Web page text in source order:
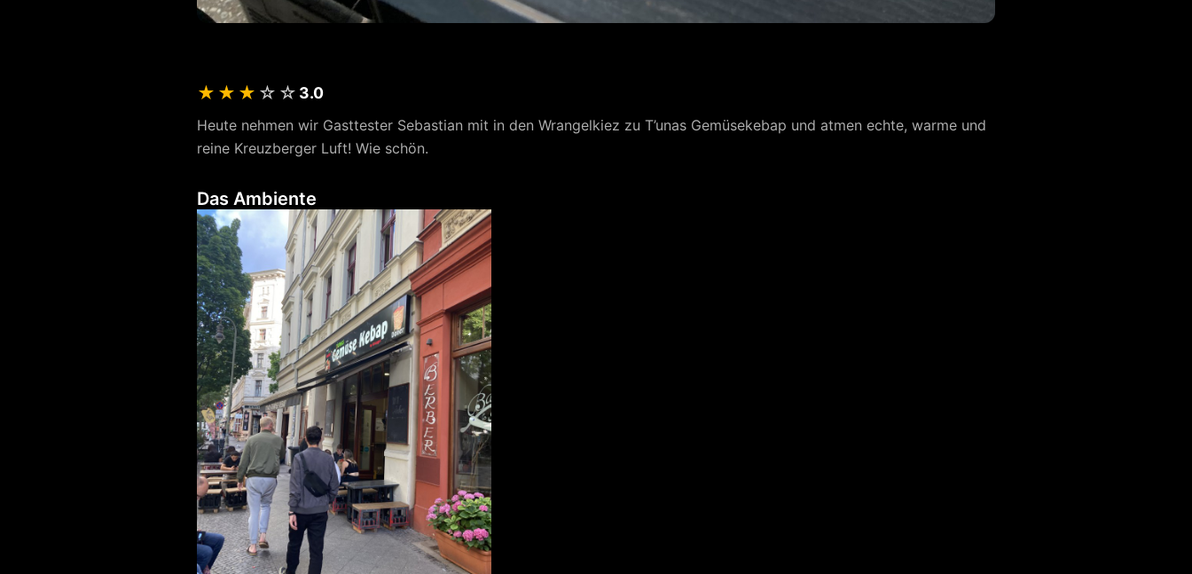
★ ★ ★ ☆ ☆ 3.0
Heute nehmen wir Gasttester Sebastian mit in den Wrangelkiez zu T’unas Gemüsekebap und atmen echte, warme und
reine Kreuzberger Luft! Wie schön.
Das Ambiente